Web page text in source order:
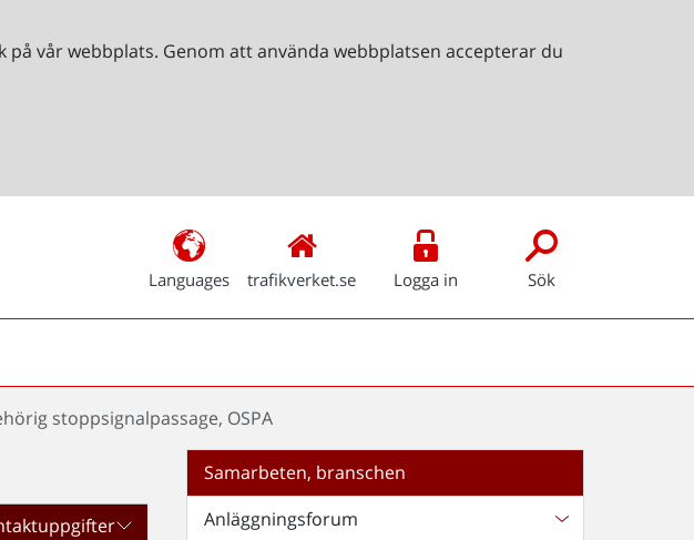
vår webbplats. Genom att använda webbplatsen accepterar du
Languages trafikverket.se Logga in Sök
stoppsignalpassage, OSPA
Samarbeten, branschen
Anläggningsforum